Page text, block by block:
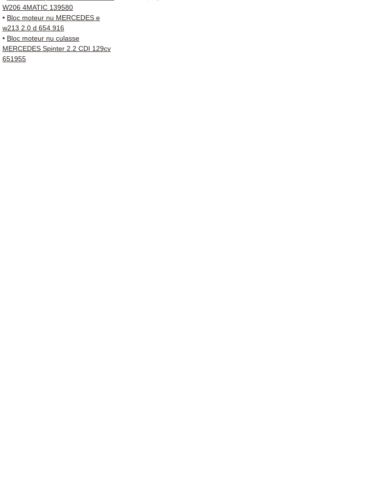
W206 4MATIC 139580
• Bloc moteur nu MERCEDES e
w213 2.0 d 654.916
• Bloc moteur nu culasse
MERCEDES Spinter 2.2 CDI 129cv
651955